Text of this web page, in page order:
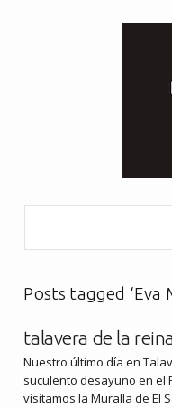
Posts tagged ‘Eva
talavera de la
Nuestro último día en
suculento desayuno en el
visitamos la Muralla de El